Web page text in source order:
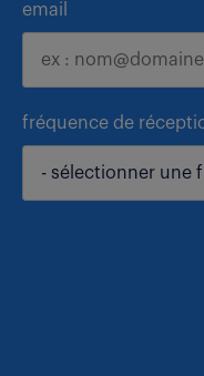
email
fréquence de
- sélectionner une